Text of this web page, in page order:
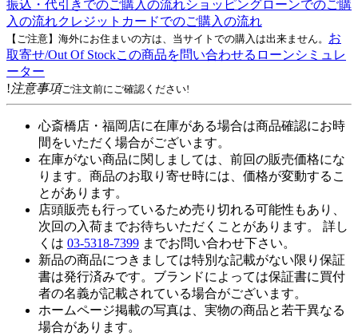
振込・代引きでのご購入の流れショッピングローンでのご購
入の流れクレジットカードでのご購入の流れ
【ご注意】海外にお住まいの方は、当サイトでの購入は出来ません。 お
取寄せ/Out Of Stockこの商品を問い合わせる ローンシミュレ
ーター
!注意事項ご注文前にご確認ください!
心斎橋店・福岡店に在庫がある場合は商品確認にお時
間をいただく場合がございます。
在庫がない商品に関しましては、前回の販売価格にな
ります。商品のお取り寄せ時には、価格が変動するこ
とがあります。
店頭販売も行っているため売り切れる可能性もあり、
次回の入荷までお待ちいただくことがあります。 詳し
くは 03-5318-7399 までお問い合わせ下さい。
新品の商品につきましては特別な記載がない限り保証
書は発行済みです。ブランドによっては保証書に買付
者の名義が記載されている場合がございます。
ホームページ掲載の写真は、実物の商品と若干異なる
場合があります。